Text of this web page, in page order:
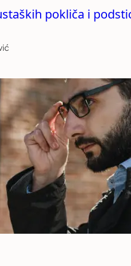
pokliča i